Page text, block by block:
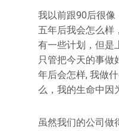
我以前跟90后很像
五年后我会怎么样
有一些计划，但是
只管把今天的事做
年后会怎样, 我做
么，我的生命中因
虽然我们的公司做